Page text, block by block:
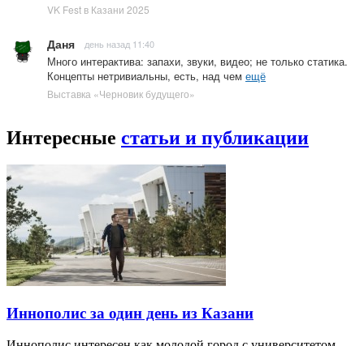
VK Fest в Казани 2025
Даня день назад 11:40
Много интерактива: запахи, звуки, видео; не только статика.
Концепты нетривиальны, есть, над чем ещё
Выставка «Черновик будущего»
Интересные статьи и публикации
Иннополис за один день из Казани